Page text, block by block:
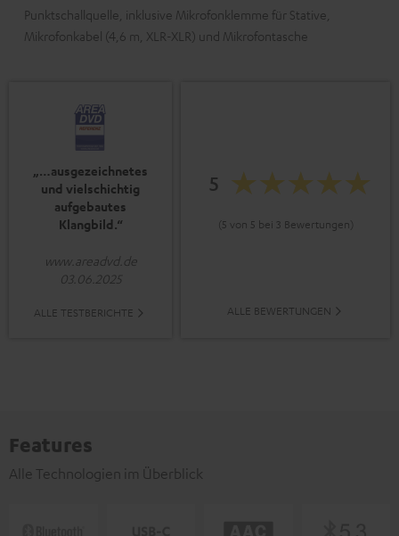
Punktschallquelle, inklusive Mikrofonklemme für Stative,
Mikrofonkabel (4,6 m, XLR-XLR) und Mikrofontasche
„…ausgezeichnetes
und vielschichtig
aufgebautes
Klangbild.“
www.areadvd.de
03.06.2025
ALLE TESTBERICHTE
5
(5 von 5 bei 3 Bewertungen)
ALLE BEWERTUNGEN
Features
Alle Technologien im Überblick